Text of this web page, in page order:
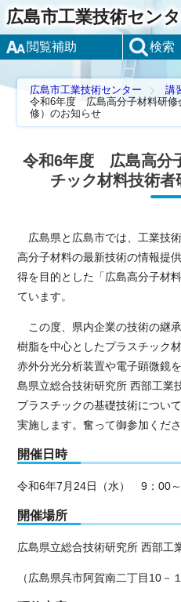
広島市工業技術セン
閲覧補助 検索
広島市工業技術センター
講
令和6年度 広島高分子材料研修
修）のお知らせ
令和6年度 広島高分
チック材料技術
広島県と広島市では、工業技
高分子材料の最新技術の情報提
得を目的とした「広島高分子材
ています。
この度、県内企業の技術の継
樹脂を中心としたプラスチック
赤外分光分析装置や電子顕微鏡
島県立総合技術研究所 西部工業
プラスチックの基礎技術につい
実施します。奮って御参加くださ
開催日時
令和6年7月24日（水） 9：00
開催場所
広島県立総合技術研究所 西部工
（広島県呉市阿賀南二丁目10－１